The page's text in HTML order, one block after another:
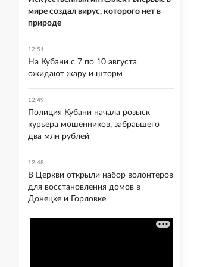
мире создал вирус, которого нет в
природе
12:51
На Кубани с 7 по 10 августа
ожидают жару и шторм
12:49
Полиция Кубани начала розыск
курьера мошенников, забравшего
два млн рублей
12:48
В Церкви открыли набор волонтеров
для восстановления домов в
Донецке и Горловке